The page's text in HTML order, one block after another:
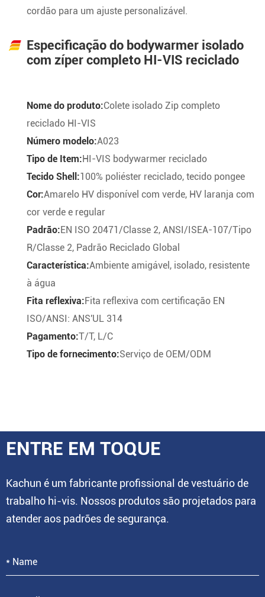
cordão para um ajuste personalizável.
Especificação do bodywarmer isolado
com zíper completo HI-VIS reciclado
Nome do produto:Colete isolado Zip completo
reciclado HI-VIS
Número modelo:A023
Tipo de Item: HI-VIS bodywarmer reciclado
Tecido Shell:100% poliéster reciclado, tecido pongee
Cor:Amarelo HV disponível com verde, HV laranja com
cor verde e regular
Padrão: EN ISO 20471/Classe 2, ANSI/ISEA-107/Tipo
R/Classe 2, Padrão Reciclado Global
Característica:Ambiente amigável, isolado, resistente
à água
Fita reflexiva: Fita reflexiva com certificação EN
ISO/ANSI: ANS'UL 314
Pagamento:T/T, L/C
Tipo de fornecimento:Serviço de OEM/ODM
ENTRE EM TOQUE
Kachun é um fabricante profissional de vestuário de
trabalho hi-vis. Nossos produtos são projetados para
atender aos padrões de segurança.